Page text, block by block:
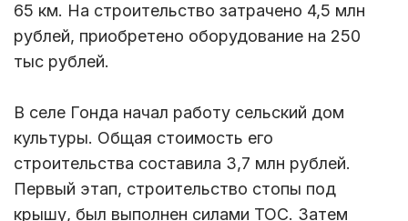
65 км. На строительство затрачено 4,5 млн
рублей, приобретено оборудование на 250
тыс рублей.
В селе Гонда начал работу сельский дом
культуры. Общая стоимость его
строительства составила 3,7 млн рублей.
Первый этап, строительство стопы под
крышу, был выполнен силами ТОС. Затем